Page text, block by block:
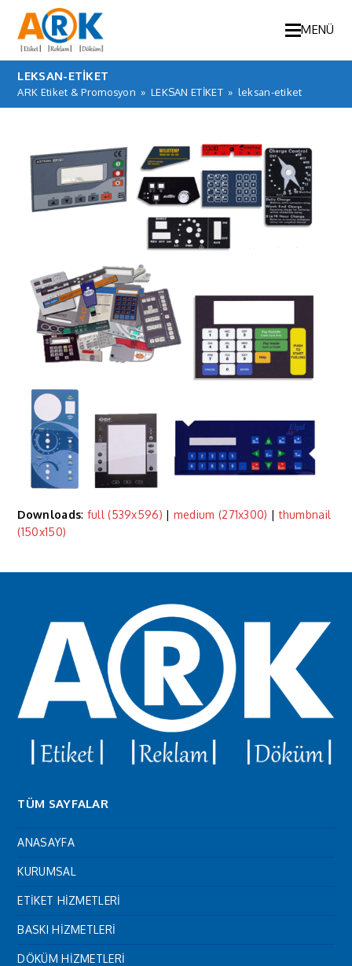
MENÜ
LEKSAN-ETIKET
ARK Etiket & Promosyon » LEKSAN ETİKET » leksan-etiket
Downloads: full (539x596) | medium (271x300) |thumbnail
(150x150)
TÜM SAYFALAR
ANASAYFA
KURUMSAL
ETİKET HİZMETLERİ
BASKI HİZMETLERİ
DÖKÜM HİZMETLERİ